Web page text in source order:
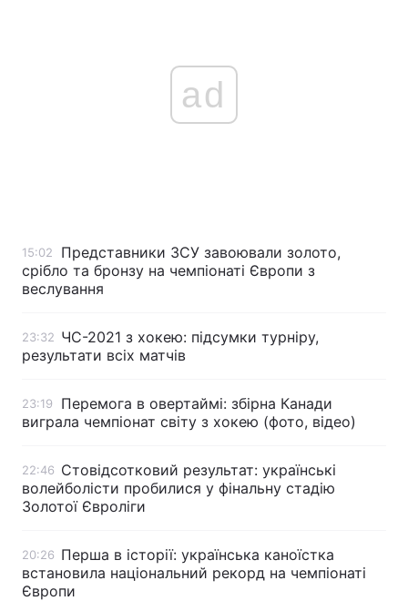
Головна
Україна Політика
Економіка
ad
15:02
Представники ЗСУ завоювали золото,
срібло та бронзу на чемпіонаті Європи з
веслування
23:32 ЧС-2021 з хокею: підсумки турніру,
результати всіх матчів
23:19
Перемога в овертаймі: збірна Канади
виграла чемпіонат світу з хокею (фото, відео)
22:46 Стовідсотковий результат: українські
волейболісти пробилися у фінальну стадію
Золотої Євроліги
20:26 Перша в історії: українська каноїстка
встановила національний рекорд на чемпіонаті
Європи